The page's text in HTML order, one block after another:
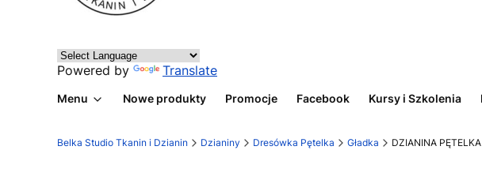
Powered by Translate
Menu Nowe produkty Promocje Facebook Kursy i Szkolenia
Belka Studio Tkanin i Dzianin Dzianiny Dresówka Pętelka Gładka DZIANINA